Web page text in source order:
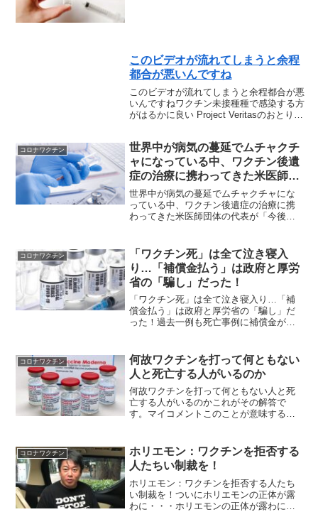
このビデオが流れてしまうと余程
都合が悪いんですね
このビデオが流れてしまうと余程都合が悪
いんですねワクチン未接種種で感染する方
がはるかに良い Project Veritasのおとり捜
と抗体に関する率直なコメントを捉...
コロナワクチン
世界中が病気の蔓延でムチャクチ
ャになっている中、ワクチン後遺
症の治療に携わってきた米医師団
体の代表が「今後、自己免疫の波
が訪れる」と警告
世界中が病気の蔓延でムチャクチャにな
っている中、ワクチン後遺症の治療に携
わってきた米医師団体の代表が「今後、
波自己免疫の問題米国のメディア「ザ・
ヒル」に、米医師団体 F...
コロナワクチン
「ワクチン死」は全て泣き寝入
り…「補償金払う」は政府と厚労
省の「騙し」だった！
「ワクチン死」は全て泣き寝入り…「補
償金払う」は政府と厚労省の「騙し」だ
った！過去一例も死亡事例に補償金が出
ナウイルス。 4回目のワクチン接種まで
が現実のものとなる中、...
コロナワクチン
何故ワクチンを打って何ともない
人と死亡する人がいるのか
何故ワクチンを打って何ともない人と死
亡する人がいるのかこれがその解答で
す。マイコメントこのことが意味するの
被害の少ないワクチンを打って安心さ
せ、その後は誰もが甚大な被害...
コロナワクチン
ホリエモン：ワクチンを拒否する
人たちい制裁を！
ホリエモン：ワクチンを拒否する人たち
い制裁を！ついにホリエモンの正体が露
わに・・・ホリエモンの正体が露わにな